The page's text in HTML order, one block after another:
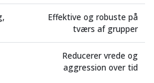
Effektive og robuste på
tværs af grupper
Reducerer vrede og
aggression over tid